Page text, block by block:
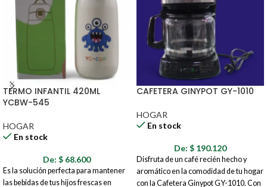
TERMO INFANTIL 420ML
YCBW-545
HOGAR
En stock
De: $ 68.600
Es la solución perfecta para mantener
las bebidas de tus hijos frescas en
CAFETERA GINYPOT GY-1010
HOGAR
En stock
De: $ 190.120
Disfruta de un café recién hecho y
aromático en la comodidad de tu hogar
con la Cafetera Ginypot GY-1010. Con